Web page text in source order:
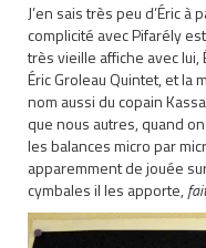
J’en sais très peu d’Éric à
complicité avec Pifarély
très vieille affiche avec
Éric Groleau Quintet, et la
nom aussi du copain
que nous autres, quand
les balances micro par
apparemment de jouée
cymbales il les apporte,